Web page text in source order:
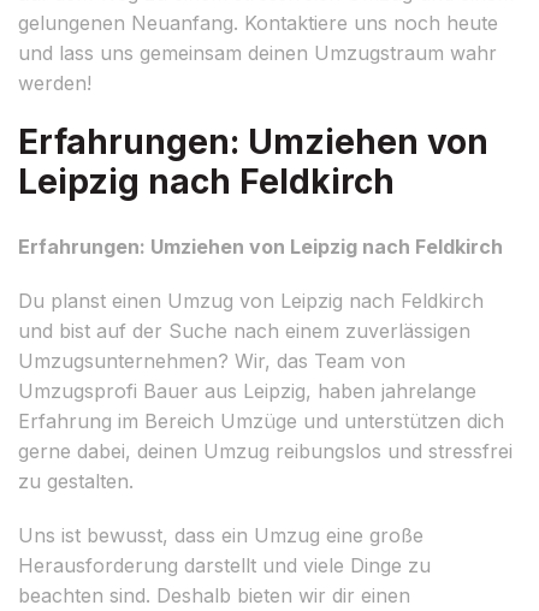
gelungenen Neuanfang. Kontaktiere uns noch heute
und lass uns gemeinsam deinen Umzugstraum wahr
werden!
Erfahrungen: Umziehen von
Leipzig nach Feldkirch
Erfahrungen: Umziehen von Leipzig nach Feldkirch
Du planst einen Umzug von Leipzig nach Feldkirch
und bist auf der Suche nach einem zuverlässigen
Umzugsunternehmen? Wir, das Team von
Umzugsprofi Bauer aus Leipzig, haben jahrelange
Erfahrung im Bereich Umzüge und unterstützen dich
gerne dabei, deinen Umzug reibungslos und stressfrei
zu gestalten.
Uns ist bewusst, dass ein Umzug eine große
Herausforderung darstellt und viele Dinge zu
beachten sind. Deshalb bieten wir dir einen